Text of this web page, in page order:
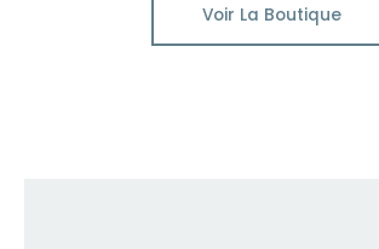
Voir La Boutique